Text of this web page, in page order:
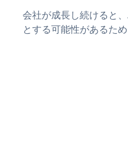
会社が成長し続けると
とする可能性があるた